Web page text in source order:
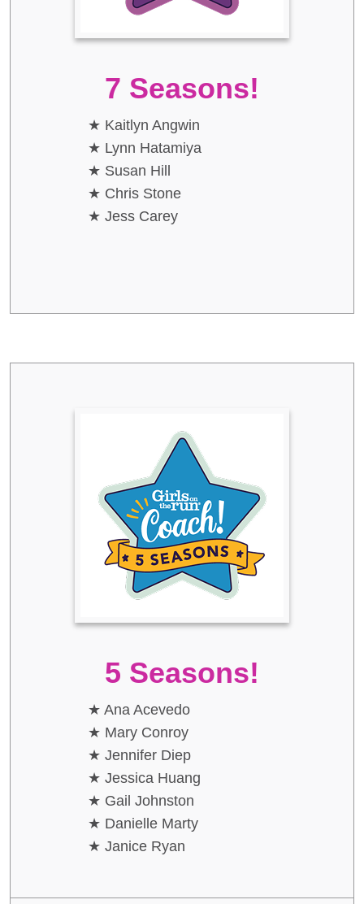
7 Seasons!
Kaitlyn Angwin
Lynn Hatamiya
Susan Hill
Chris Stone
Jess Carey
5 Seasons!
Ana Acevedo
Mary Conroy
Jennifer Diep
Jessica Huang
Gail Johnston
Danielle Marty
Janice Ryan